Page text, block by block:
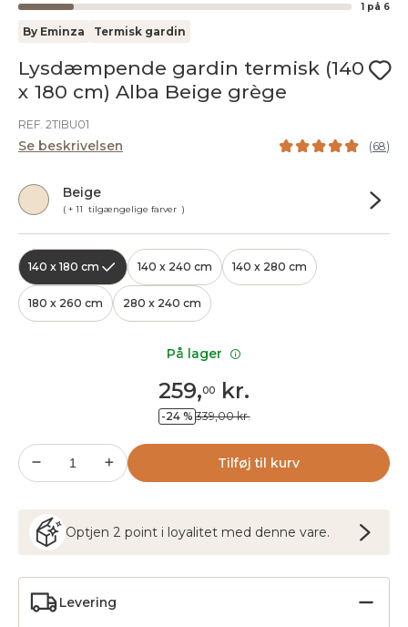
1 på 6
By Eminza Termisk gardin
Lysdæmpende gardin termisk (140
x 180 cm) Alba Beige grège
REF. 2TIBU01
Se beskrivelsen (68)
Beige
( + 11 tilgængelige farver )
140 x 180 cm 140 x 240 cm 140 x 280 cm
180 x 260 cm 280 x 240 cm
259,00 kr.
-24 % 339,00 kr.
Tilføj til kurv
Optjen 2 point i loyalitet med denne vare.
Levering